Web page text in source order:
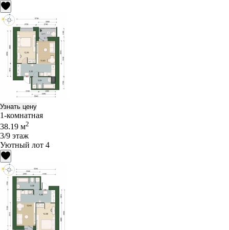
Узнать цену
1-комнатная
38.19 м2
3/9 этаж
Уютный лот 4